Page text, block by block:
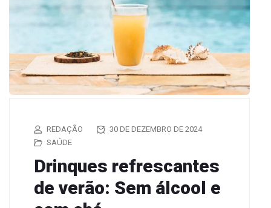
REDAÇÃO
30 DE DEZEMBRO DE 2024
SAÚDE
Drinques refrescantes
de verão: Sem álcool e